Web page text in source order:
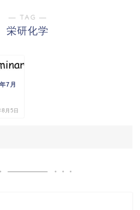
― TAG ―
栄研化学
7月
月5日